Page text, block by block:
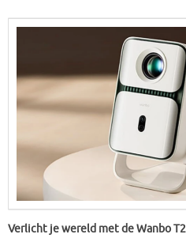
Verlicht je wereld met de Wanbo